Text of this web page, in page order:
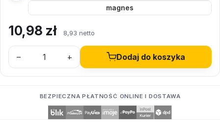
magnes
10,98 zł 8,93 netto
– + Dodaj do koszyka
BEZPIECZNA PŁATNOŚĆ ONLINE I DOSTAWA